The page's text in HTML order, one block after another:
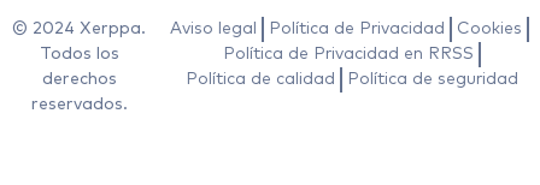
© 2024 Xerppa.
Todos los
derechos
reservados.
Aviso legal Política de Privacidad
Cookies
Política de Privacidad en RRSS
Política de calidad
Política de seguridad